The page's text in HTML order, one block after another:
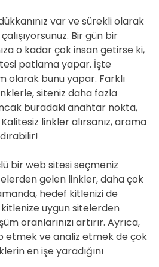
var ve sürekli olarak
Bir gün bir
o kadar çok insan getirse ki,
patlama yapar. İşte
olarak bunu yapar. Farklı
siteniz daha fazla
buradaki anahtar nokta,
linkler alırsanız, arama
bir web sitesi seçmeniz
gelen linkler, daha çok
hedef kitlenizi de
uygun sitelerden
oranlarınızı artırır. Ayrıca,
etmek ve analiz etmek de çok
en işe yaradığını